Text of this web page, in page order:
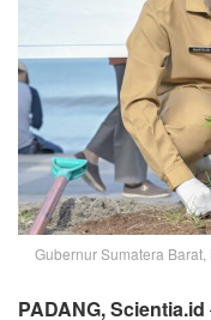
Gubernur Sumatera
PADANG, Scientia.id